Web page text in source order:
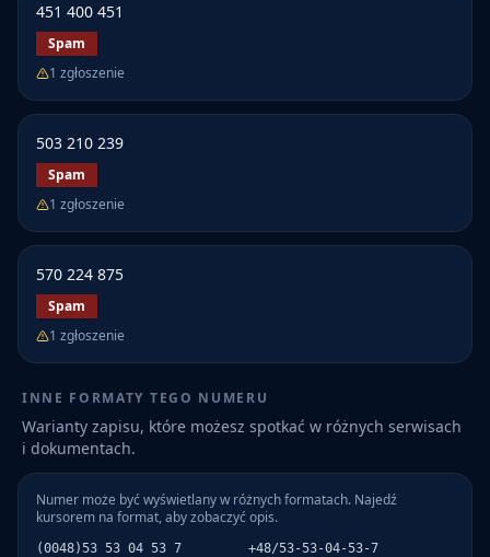
451 400 451
Spam
1 zgłoszenie
503 210 239
Spam
1 zgłoszenie
570 224 875
Spam
1 zgłoszenie
INNE FORMATY TEGO NUMERU
Warianty zapisu, które możesz spotkać w różnych serwisach
i dokumentach.
Numer może być wyświetlany w różnych formatach. Najedź
kursorem na format, aby zobaczyć opis.
(0048)53 53 04 53 7
+48/53-53-04-53-7